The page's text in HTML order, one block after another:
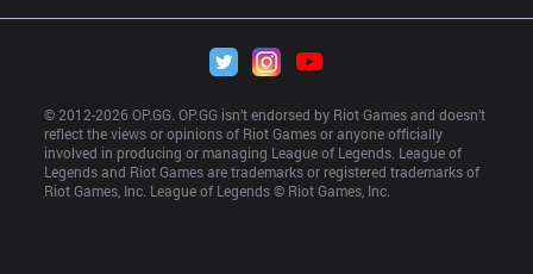
© 2012-2026 OP.GG. OP.GG isn’t endorsed by Riot Games and doesn’t
reflect the views or opinions of Riot Games or anyone officially
involved in producing or managing League of Legends. League of
Legends and Riot Games are trademarks or registered trademarks of
Riot Games, Inc. League of Legends © Riot Games, Inc.